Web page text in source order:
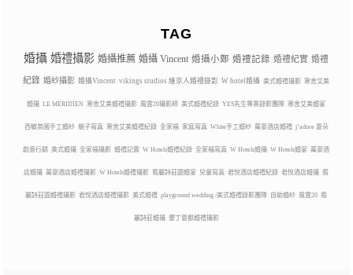
TAG
婚攝 婚禮攝影 婚攝推薦 婚攝 Vincent 婚攝小鄭 婚禮記錄 婚禮紀實 婚禮
紀錄 婚紗攝影 婚攝Vincent vikings studios 維京人婚禮錄影 W hotel婚攝 美式婚禮攝影 寒舍艾美
婚攝 LE MERIDIEN 寒舍艾美婚禮攝影 風雲20攝影師 美式婚禮紀錄 YES先生專業錄影團隊 寒舍艾美婚宴
西敏英國手工婚紗 親子寫真 寒舍艾美婚禮紀錄 全家福 家庭寫真 White手工婚紗 萬豪酒店婚禮 j’adore 夏朵
創意行銷 美式婚攝 全家福攝影 婚禮記實 W Hotels婚禮紀錄 全家福寫真 W Hotels婚攝 W Hotels婚宴 萬豪酒
店婚攝 萬豪酒店婚禮攝影 W Hotels婚禮攝影 翡麗詩莊園婚宴 兒童寫真 君悅酒店婚禮紀錄 君悅酒店婚攝 翡
麗詩莊園婚禮攝影 君悅酒店婚禮攝影 美式婚禮 playground wedding /美式婚禮錄影團隊 自助婚紗 風雲20 翡
麗詩莊婚攝 墾丁夏都婚禮攝影